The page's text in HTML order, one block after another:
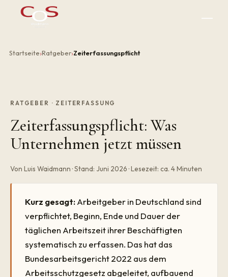
Startseite Ratgeber Zeiterfassungspflicht
RATGEBER · ZEITERFASSUNG
Zeiterfassungspflicht: Was
Unternehmen jetzt müssen
Von Luis Waidmann · Stand: Juni 2026 · Lesezeit: ca. 4 Minuten
Kurz gesagt:Arbeitgeber in Deutschland sind
verpflichtet, Beginn, Ende und Dauer der
täglichen Arbeitszeit ihrer Beschäftigten
systematisch zu erfassen. Das hat das
Bundesarbeitsgericht 2022 aus dem
Arbeitsschutzgesetz abgeleitet, aufbauend